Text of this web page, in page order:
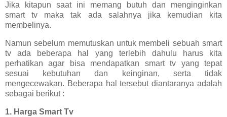
Jika kitapun saat ini memang butuh dan menginginkan
smart tv maka tak ada salahnya jika kemudian kita
membelinya.
Namun sebelum memutuskan untuk membeli sebuah smart
tv ada beberapa hal yang terlebih dahulu harus kita
perhatikan agar bisa mendapatkan smart tv yang tepat
sesuai kebutuhan dan keinginan, serta tidak
mengecewakan. Beberapa hal tersebut diantaranya adalah
sebagai berikut :
1. Harga Smart Tv